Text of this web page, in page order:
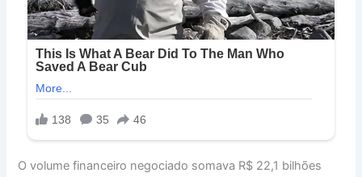
O volume financeiro negociado somava R$ 22,1 bilhões